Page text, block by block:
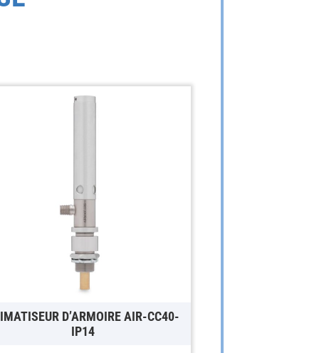
D’ARMOIRE AIR-CC40-
IP14